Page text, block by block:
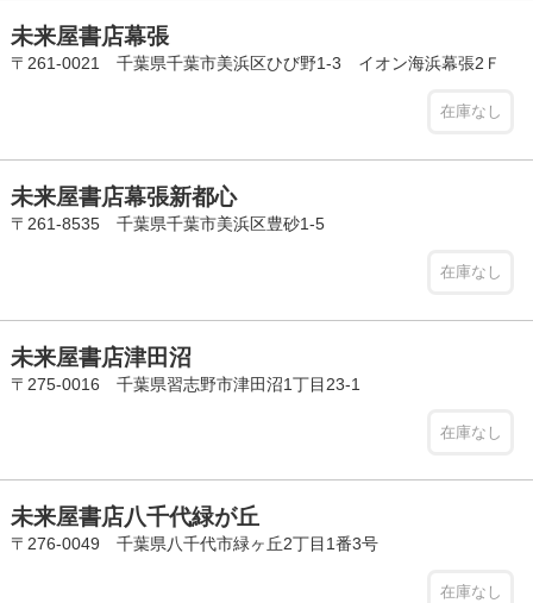
未来屋書店幕張
〒261-0021 千葉県千葉市美浜区ひび野1-3 イオン海浜幕張2Ｆ
在庫なし
未来屋書店幕張新都心
〒261-8535 千葉県千葉市美浜区豊砂1-5
在庫なし
未来屋書店津田沼
〒275-0016 千葉県習志野市津田沼1丁目23-1
在庫なし
未来屋書店八千代緑が丘
〒276-0049 千葉県八千代市緑ヶ丘2丁目1番3号
在庫なし